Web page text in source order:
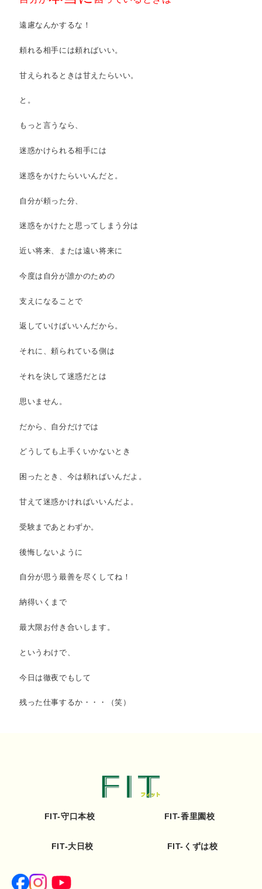
遠慮なんかするな！
頼れる相手には頼ればいい。
甘えられるときは甘えたらいい。
と。
もっと言うなら、
迷惑かけられる相手には
迷惑をかけたらいいんだと。
自分が頼った分、
迷惑をかけたと思ってしまう分は
近い将来、または遠い将来に
今度は自分が誰かのための
支えになることで
返していけばいいんだから。
それに、頼られている側は
それを決して迷惑だとは
思いません。
だから、自分だけでは
どうしても上手くいかないとき
困ったとき、今は頼ればいんだよ。
甘えて迷惑かければいいんだよ。
受験まであとわずか。
後悔しないように
自分が思う最善を尽くしてね！
納得いくまで
最大限お付き合いします。
というわけで、
今日は徹夜でもして
残った仕事するか・・・（笑）
FIT-守口本校 FIT-香里園校
FIT-大日校 FIT-くずは校